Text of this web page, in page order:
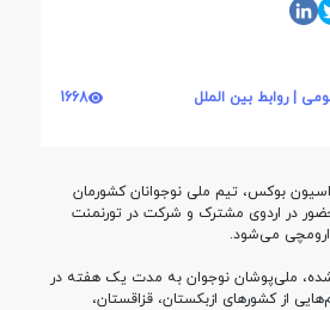
| روابط بین الملل 1668
بوکس، تیم ملی نوجوانان کشورمان
۱۴۰۴ برای حضور در اردوی مشترک و شرکت در تورنمنت
ارومچی می‌شود.
ملی‌پوشان نوجوان به مدت یک هفته در
از کشورهای ازبکستان، قزاقستان،